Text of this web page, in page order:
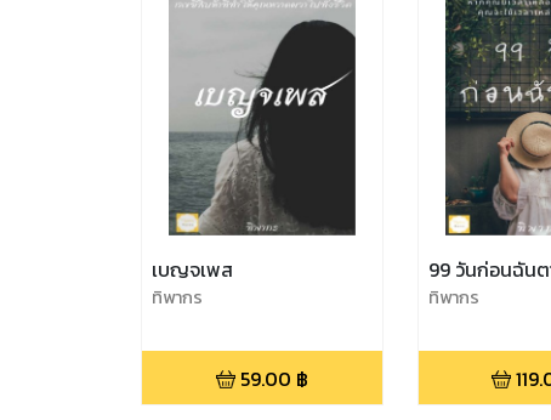
เบญจเพส
ทิพากร
59.00 ฿
99 วันก่อนฉัน
ทิพากร